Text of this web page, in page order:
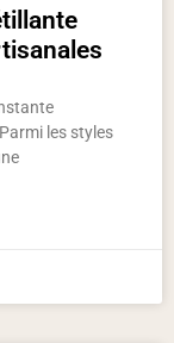
les styles